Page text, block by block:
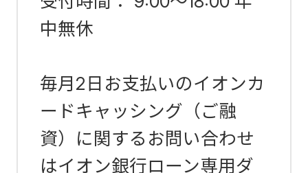
中無休
毎月2日お支払いのイオンカ
ードキャッシング（ご融
資）に関するお問い合わせ
はイオン銀行ローン専用ダ